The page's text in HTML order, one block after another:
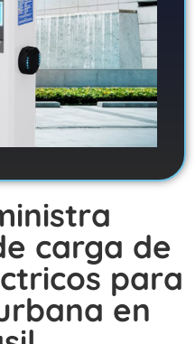
carga de
para
en